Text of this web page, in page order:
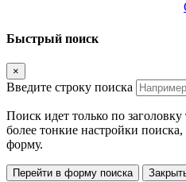
Быстрый поиск
×
Введите строку поиска
Поиск идет только по
более тонкие настройки
форму.
Перейти в форму поиска